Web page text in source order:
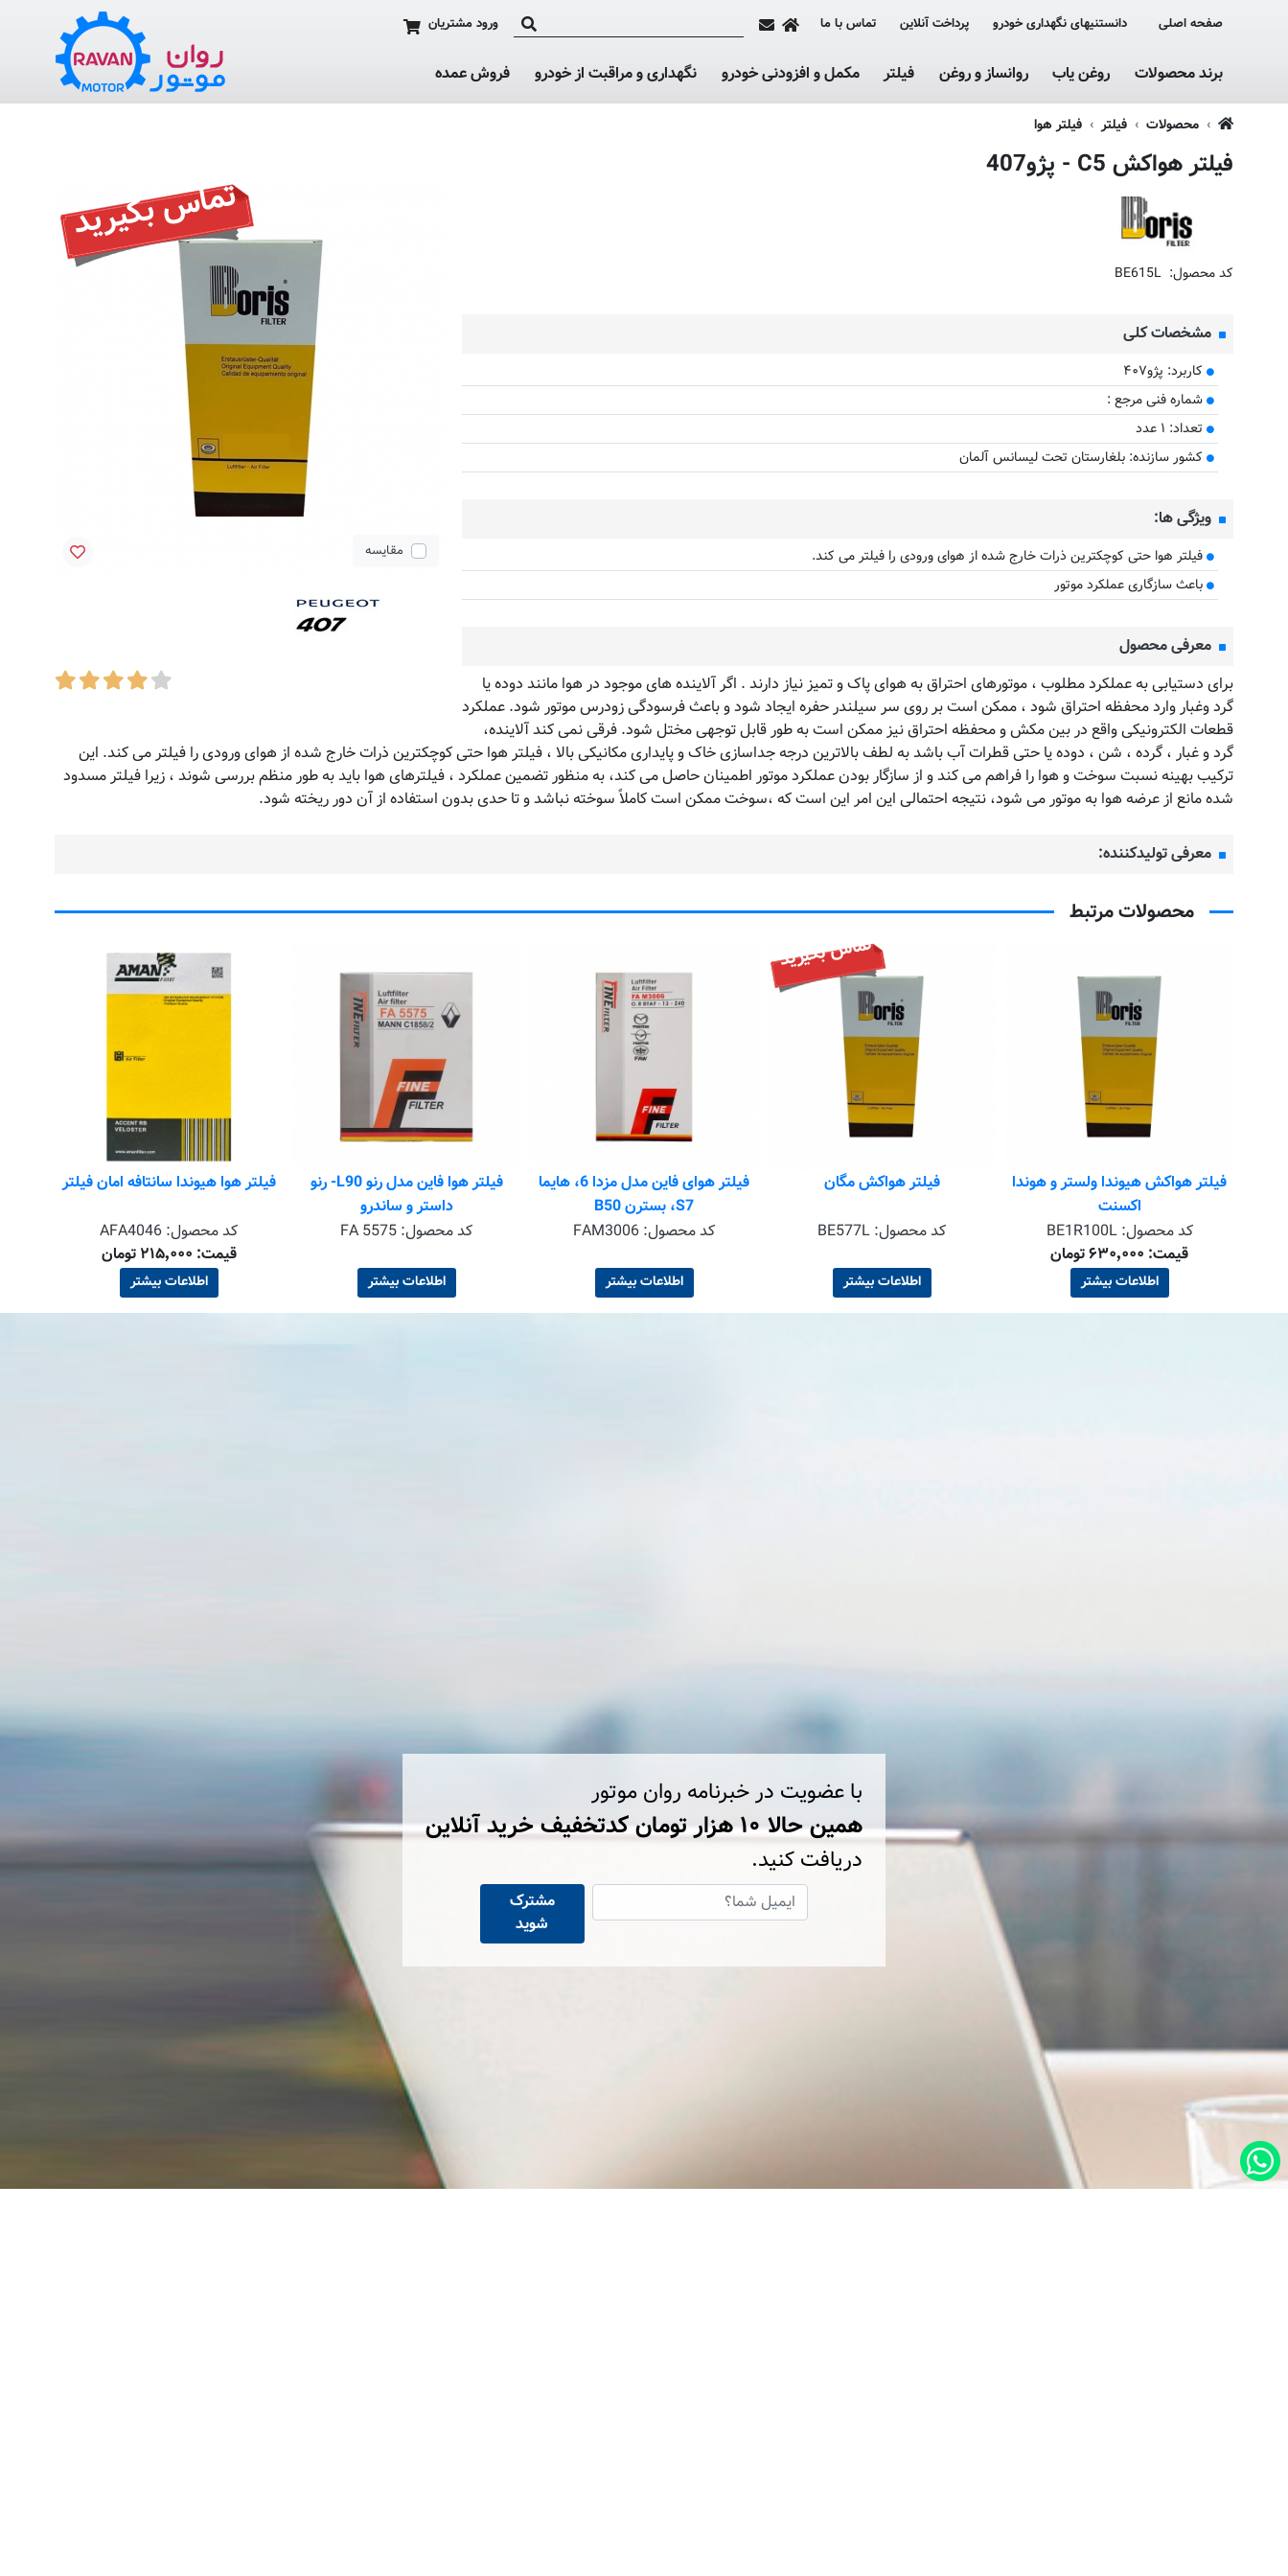
صفحه اصلی دانستنیهای نگهداری خودرو پرداخت آنلاین تماس با ما ورود مشتریان
برند محصولات روغن یاب روانساز و روغن فیلتر مکمل و افزودنی خودرو نگهداری و مراقبت از خودرو فروش عمده
محصولات فیلتر فیلتر هوا
فیلتر هواکش C5 - پژو407
تماس بگیرید
مقایسه
کد محصول: BE615L
مشخصات کلی
کاربرد: پژو۴۰۷
​شماره فنی مرجع :
تعداد: ۱ عدد
کشور سازنده: بلغارستان تحت لیسانس آلمان
ویژگی ها:
فیلتر هوا حتی کوچکترین ذرات خارج شده از هوای ورودی را فیلتر می کند.
باعث سازگاری عملکرد موتور
معرفی محصول
برای دستیابی به عملکرد مطلوب ، موتورهای احتراق به هوای پاک و تمیز نیاز دارند . اگر آلاینده های موجود در هوا مانند دوده یا
گرد وغبار وارد محفظه احتراق شود ، ممکن است بر روی سر سیلندر حفره ایجاد شود و باعث فرسودگی زودرس موتور شود. عملکرد
قطعات الکترونیکی واقع در بین مکش و محفظه احتراق نیز ممکن است به طور قابل توجهی مختل شود. فرقی نمی کند آلاینده،
گرد و غبار ، گرده ، شن ، دوده یا حتی قطرات آب باشد به لطف بالاترین درجه جداسازی خاک و پایداری مکانیکی بالا ، فیلتر هوا حتی کوچکترین ذرات خارج شده از هوای ورودی را فیلتر می کند. این
ترکیب بهینه نسبت سوخت و هوا را فراهم می کند و از سازگار بودن عملکرد موتور اطمینان حاصل می کند، به منظور تضمین عملکرد ، فیلترهای هوا باید به طور منظم بررسی شوند ، زیرا فیلتر مسدود
شده مانع از عرضه هوا به موتور می شود، نتیجه احتمالی این امر این است که ،سوخت ممکن است کاملاً سوخته نباشد و تا حدی بدون استفاده از آن دور ریخته شود.
معرفی تولیدکننده:
محصولات مرتبط
فیلتر هواکش هیوندا ولستر و هوندا
اکسنت
کد محصول:BE1R100L
قیمت: ۶۳۰٬۰۰۰ تومان
اطلاعات بیشتر
تماس بگیرید
فیلتر هواکش مگان
کد محصول: BE577L
اطلاعات بیشتر
فیلتر هوای فاین مدل مزدا 6، هایما
S7، بسترن B50
کد محصول: FAM3006
اطلاعات بیشتر
فیلتر هوا فاین مدل رنو L90- رنو
داستر و ساندرو
کد محصول: FA 5575
اطلاعات بیشتر
فیلتر هوا هیوندا سانتافه امان فیلتر
کد محصول: AFA4046
قیمت: ۲۱۵٬۰۰۰ تومان
اطلاعات بیشتر
با عضویت در خبرنامه روان موتور
همین حالا ۱۰ هزار تومان کد‌تخفیف خرید آنلاین
دریافت کنید.
مشترک
شوید